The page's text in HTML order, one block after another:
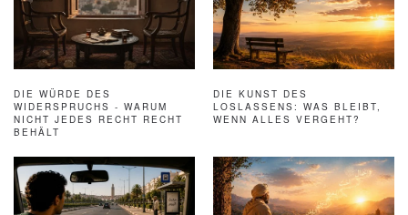
DIE WÜRDE DES
WIDERSPRUCHS - WARUM
NICHT JEDES RECHT RECHT
BEHÄLT
DIE KUNST DES
LOSLASSENS: WAS BLEIBT,
WENN ALLES VERGEHT?